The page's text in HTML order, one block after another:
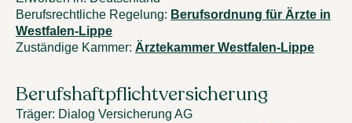
Berufsrechtliche Regelung: Berufsordnung für Ärzte in
Westfalen-Lippe
Zuständige Kammer: Ärztekammer Westfalen-Lippe
Berufshaftpflichtversicherung
Träger: Dialog Versicherung AG